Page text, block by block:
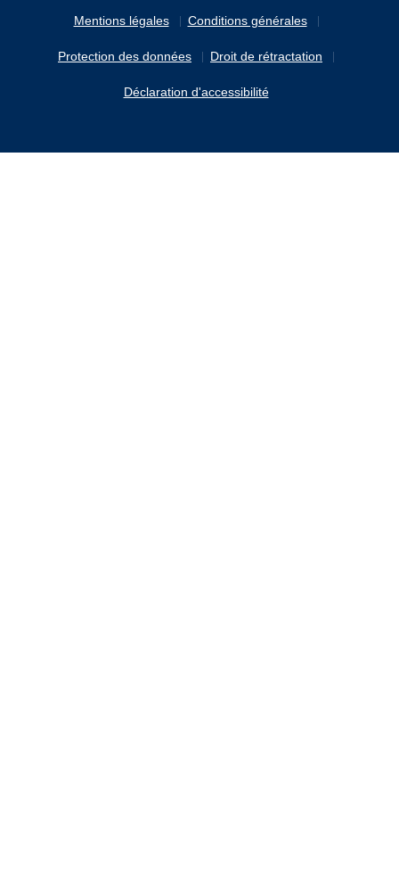
Mentions légales Conditions générales
Protection des données Droit de rétractation
Déclaration d'accessibilité